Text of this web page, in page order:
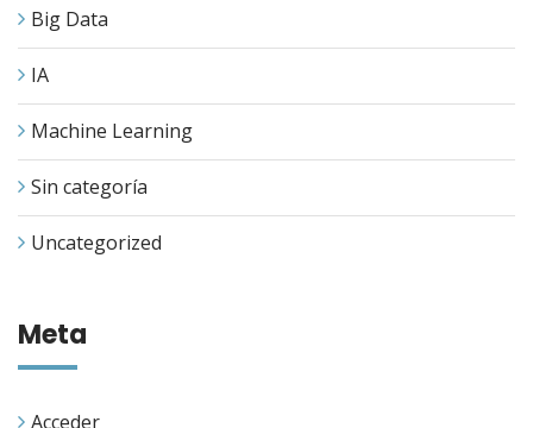
Big Data
IA
Machine Learning
Sin categoría
Uncategorized
Meta
Acceder